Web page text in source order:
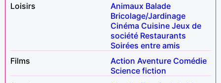
Loisirs
Animaux Balade
Bricolage/Jardinage
Cinéma Cuisine Jeux de
société Restaurants
Soirées entre amis
Films
Action Aventure Comédie
Science fiction